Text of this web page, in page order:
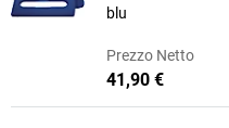
blu
Prezzo Netto
41,90 €